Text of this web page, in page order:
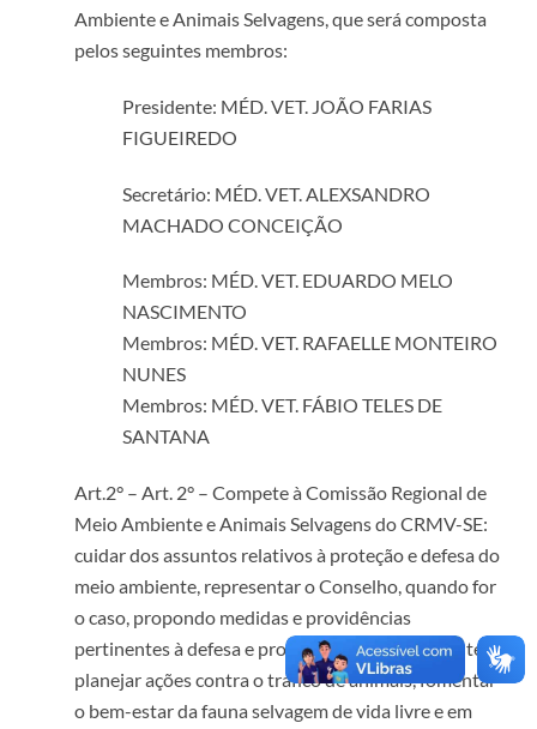
Ambiente e Animais Selvagens, que será composta
pelos seguintes membros:
Presidente: MÉD. VET. JOÃO FARIAS
FIGUEIREDO
Secretário: MÉD. VET. ALEXSANDRO
MACHADO CONCEIÇÃO
Membros: MÉD. VET. EDUARDO MELO
NASCIMENTO
Membros: MÉD. VET. RAFAELLE MONTEIRO
NUNES
Membros: MÉD. VET. FÁBIO TELES DE
SANTANA
Art.2° – Art. 2° – Compete à Comissão Regional de
Meio Ambiente e Animais Selvagens do CRMV-SE:
cuidar dos assuntos relativos à proteção e defesa do
meio ambiente, representar o Conselho, quando for
o caso, propondo medidas e providências
pertinentes à defesa e proteção do meio ambiente,
planejar ações contra o tráfico de animais, fomentar
o bem-estar da fauna selvagem de vida livre e em